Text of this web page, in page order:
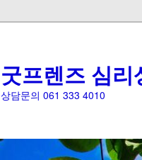
굿프렌즈 심리
상담문의 061 333 4010